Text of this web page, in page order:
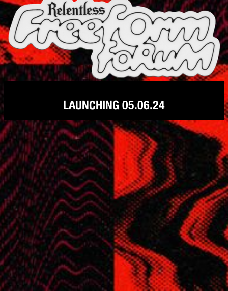
LAUNCHING 05.06.24